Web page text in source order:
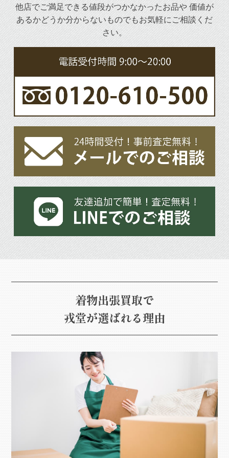
他店でご満足できる値段がつかなかったお品や 価値が
あるかどうか分からないものでもお気軽にご相談くだ
さい。
着物出張買取で
戎堂が選ばれる理由